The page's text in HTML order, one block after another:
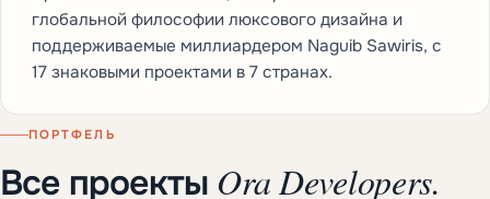
глобальной философии люксового дизайна и
поддерживаемые миллиардером Naguib Sawiris, с
17 знаковыми проектами в 7 странах.
ПОРТФЕЛЬ
Все проекты Ora Developers.